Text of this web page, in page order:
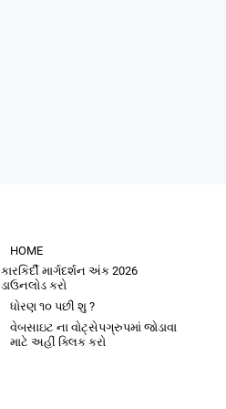
HOME
કારકિર્દી માર્ગદર્શન અંક 2026
ડાઉનલોડ કરો
ધોરણ ૧૦ પછી શુ ?
વેબસાઇટ ના વોટ્સેપગ્રુપમાં જોડાવા
માટે અહીં ક્લિક કરો